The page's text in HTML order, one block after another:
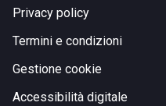
Privacy policy
Termini e condizioni
Gestione cookie
Accessibilità digitale